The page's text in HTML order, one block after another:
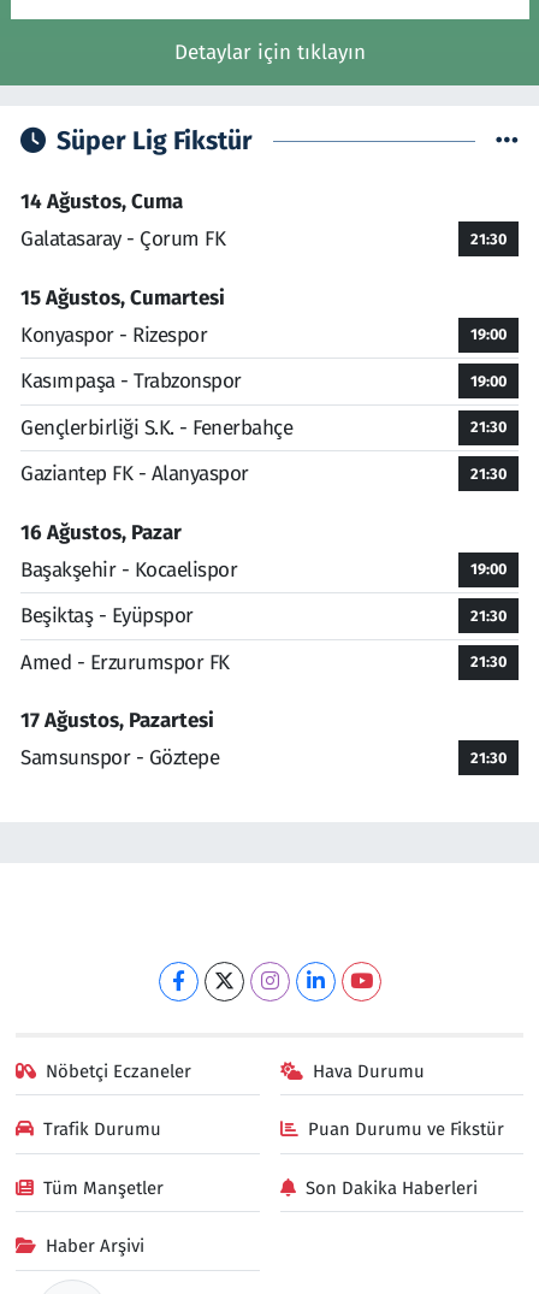
Detaylar için tıklayın
Süper Lig Fikstür
14 Ağustos, Cuma
Galatasaray - Çorum FK
21:30
15 Ağustos, Cumartesi
Konyaspor - Rizespor
19:00
Kasımpaşa - Trabzonspor 19:00
Gençlerbirliği S.K. - Fenerbahçe 21:30
Gaziantep FK - Alanyaspor 21:30
16 Ağustos, Pazar
Başakşehir - Kocaelispor
19:00
Beşiktaş - Eyüpspor 21:30
Amed - Erzurumspor FK 21:30
17 Ağustos, Pazartesi
Samsunspor - Göztepe
21:30
Nöbetçi Eczaneler Hava Durumu
Trafik Durumu Puan Durumu ve Fikstür
Tüm Manşetler Son Dakika Haberleri
Haber Arşivi